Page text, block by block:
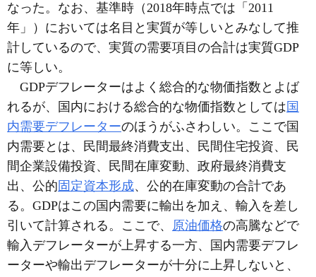
なった。なお、基準時（2018年時点では「2011
年」）においては名目と実質が等しいとみなして推
計しているので、実質の需要項目の合計は実質GDP
に等しい。
GDPデフレーターはよく総合的な物価指数とよば
れるが、国内における総合的な物価指数としては 国
内需要デフレーターのほうがふさわしい。ここで国
内需要とは、民間最終消費支出、民間住宅投資、民
間企業設備投資、民間在庫変動、政府最終消費支
出、公的 固定資本形成、公的在庫変動の合計であ
る。GDPはこの国内需要に輸出を加え、輸入を差し
引いて計算される。ここで、 原油価格の高騰などで
輸入デフレーターが上昇する一方、国内需要デフレ
ーターや輸出デフレーターが十分に上昇しないと、